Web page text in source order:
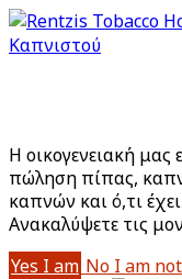
Είστε
Η οικογενειακή μας
πώληση πίπας,
καπνών και ό,τι
Aνακαλύψετε τις
Yes I am No I am not